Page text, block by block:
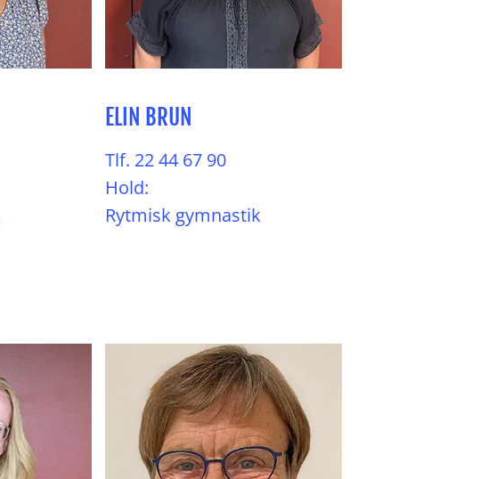
ELIN BRUN
Tlf. 22 44 67 90
Hold:
Rytmisk gymnastik